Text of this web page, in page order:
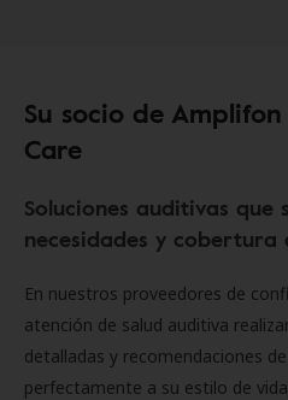
Su socio de
Care
Soluciones auditivas que
necesidades y cobertura
En nuestros proveedores de
atención de salud auditiva
detalladas y recomendaciones
perfectamente a su estilo de